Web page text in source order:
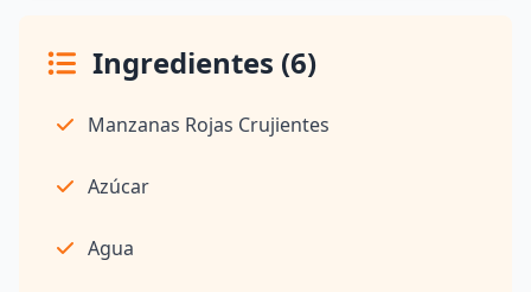
Ingredientes (6)
Manzanas Rojas Crujientes
Azúcar
Agua